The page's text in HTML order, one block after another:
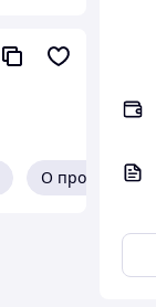
О продавце